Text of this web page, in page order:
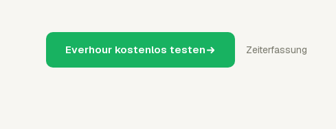
Everhour kostenlos testen Zeiterfassung